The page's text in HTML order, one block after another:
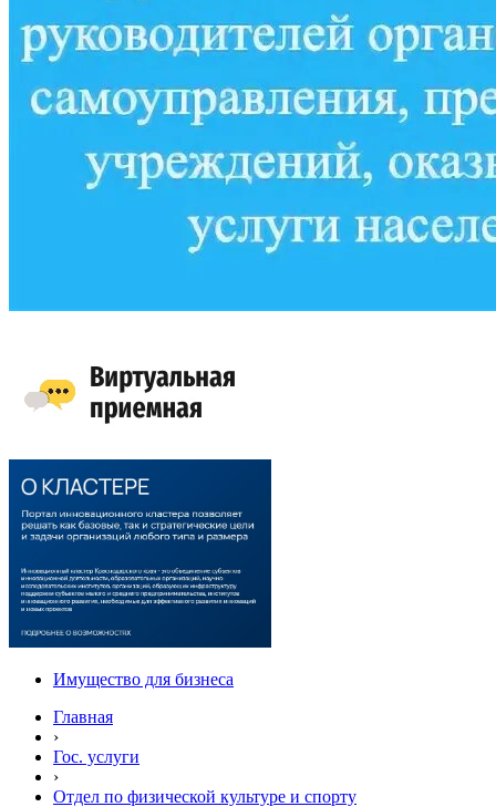
Имущество для бизнеса
Главная
›
Гос. услуги
›
Отдел по физической культуре и спорту